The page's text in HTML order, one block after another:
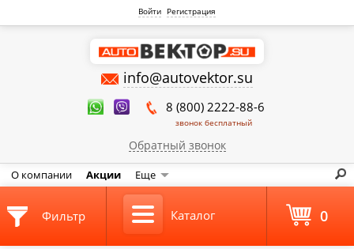
Войти Регистрация
info@autovektor.su
8 (800) 2222-88-6
звонок бесплатный
Обратный звонок
О компании Акции Еще
Фильтр Каталог 0